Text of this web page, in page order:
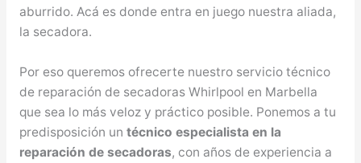
aburrido. Acá es donde entra en juego nuestra aliada,
la secadora.
Por eso queremos ofrecerte nuestro servicio técnico
de reparación de secadoras Whirlpool en Marbella
que sea lo más veloz y práctico posible. Ponemos a tu
predisposición un técnico especialista en la
reparación de secadoras, con años de experiencia a